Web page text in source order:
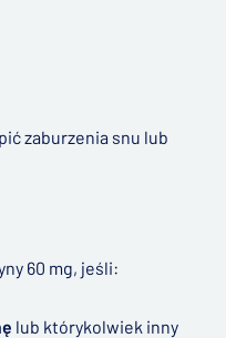
zaburzenia snu lub
60 mg, jeśli:
lub którykolwiek inny